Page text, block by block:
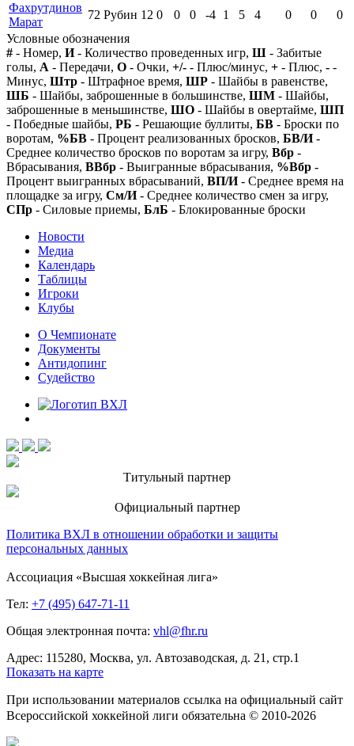
Фахрутдинов
Марат
72 Рубин 12 0 0 0 -4 1 5 4 0 0
0
Условные обозначения
# - Номер, И- Количество проведенных игр, Ш - Забитые
голы, А - Передачи, О - Очки, +/- - Плюс/минус, + - Плюс, - -
Минус, Штр - Штрафное время, ШР - Шайбы в равенстве,
ШБ - Шайбы, заброшенные в большинстве, ШМ - Шайбы,
заброшенные в меньшинстве, ШО - Шайбы в овертайме, ШП
- Победные шайбы, РБ - Решающие буллиты, БВ - Броски по
воротам, %БВ - Процент реализованных бросков, БВ/И-
Среднее количество бросков по воротам за игру, Вбр -
Вбрасывания, ВВбр - Выигранные вбрасывания, %Вбр -
Процент выигранных вбрасываний, ВП/И- Среднее время на
площадке за игру, См/И- Среднее количество смен за игру,
СПр - Силовые приемы, БлБ - Блокированные броски
Новости
Медиа
Календарь
Таблицы
Игроки
Клубы
О Чемпионате
Документы
Антидопинг
Судейство
Титульный партнер
Официальный партнер
Политика ВХЛ в отношении обработки и защиты
персональных данных
Ассоциация «Высшая хоккейная лига»
Тел: +7 (495) 647-71-11
Общая электронная почта: vhl@fhr.ru
Адрес: 115280, Москва, ул. Автозаводская, д. 21, стр.1
Показать на карте
При использовании материалов ссылка на официальный сайт
Всероссийской хоккейной лиги обязательна © 2010-2026